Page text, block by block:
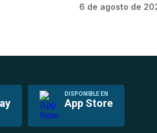
6 de agosto de
DISPONIBLE EN
App Store